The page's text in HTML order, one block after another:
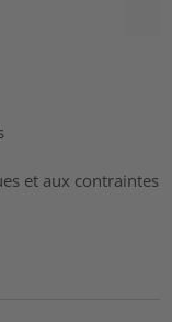
et aux contraintes